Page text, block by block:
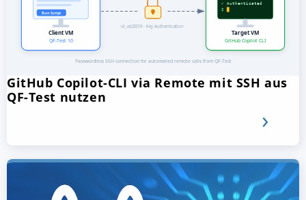
GitHub Copilot-CLI via Remote mit SSH aus
QF-Test nutzen